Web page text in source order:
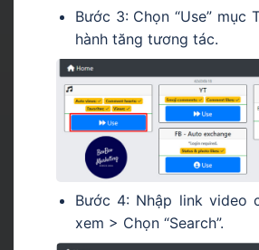
Bước 3: Chọn “Use” mục
hành tăng tương tác.
Bước 4: Nhập link video
xem > Chọn “Search”.